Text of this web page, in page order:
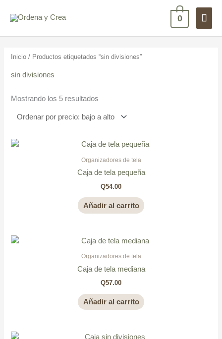
0
Inicio / Productos etiquetados “sin divisiones”
sin divisiones
Mostrando los 5 resultados
precio:
bajo
Organizadores de tela
Caja de tela pequeña
Q54.00
Añadir al carrito
Organizadores de tela
Caja de tela mediana
Q57.00
Añadir al carrito